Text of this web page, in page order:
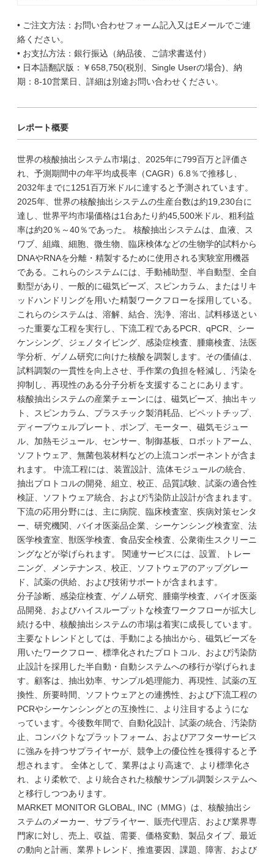
• ご注文方法：お問い合わせフォーム記入又はEメールでご連
絡ください。
• お支払方法：銀行振込（納品後、ご請求書送付）
• 日本語翻訳版：￥658,750(税別、Single Userの場合)、納
期：8-10営業日、詳細は別途お問い合わせください。
レポート概要
世界の核酸抽出システム市場は、2025年に799百万と評価さ
れ、予測期間中の年平均成長率（CAGR）6.8％で推移し、
2032年までに1251百万米ドルに達すると予測されています。
2025年、世界の核酸抽出システムの生産台数は約19,230台に
達し、世界平均市場価格は1台あたり約45,500米ドル、粗利益
率は約20％～40％であった。 核酸抽出システムは、血液、ス
ワブ、組織、細胞、微生物、臨床検体などの生物学的試料から
DNAやRNAを分離・精製するために使用される実験室用機器
である。これらのシステムには、手動補助型、半自動型、全自
動型があり、一般的に磁気ビーズ、スピンカラム、またはリキ
ッドハンドリングを用いた精製ワークフローを採用している。
これらのシステムは、溶解、結合、洗浄、溶出、試料移送とい
った重要な工程を実行し、下流工程であるPCR、qPCR、シー
ケンシング、ジェノタイピング、感染症検査、腫瘍検査、法医
学分析、ゲノム研究に向けた核酸を調製します。その価値は、
試料調製の一貫性を向上させ、手作業の負担を軽減し、汚染を
抑制し、再現性のある分子分析を支援することにあります。
核酸抽出システムの産業チェーンには、磁気ビーズ、抽出キッ
ト、スピンカラム、プラスチック製消耗品、ピペットチップ、
ディープウェルプレート、ポンプ、モーター、磁気モジュー
ル、加熱モジュール、センサー、制御基板、ロボットアーム、
ソフトウェア、無菌包装材料などの上流コンポーネントが含ま
れます。 中流工程には、装置設計、流体モジュールの統合、
抽出プロトコルの開発、組立、校正、品質試験、試薬の適合性
検証、ソフトウェア統合、および汚染防止設計が含まれます。
下流の応用分野には、主に病院、臨床検査室、疾病対策センタ
ー、研究機関、バイオ医薬品企業、シーケンシング検査室、法
医学検査室、獣医学検査、食品安全検査、公衆衛生スクリーニ
ングなどが挙げられます。 関連サービスには、設置、トレー
ニング、メンテナンス、校正、ソフトウェアのアップグレー
ド、試薬の供給、および技術サポートが含まれます。
分子診断、感染症検査、ゲノム研究、腫瘍学検査、バイオ医薬
品開発、およびハイスループットな検査ワークフローが拡大し
続ける中、核酸抽出システムの市場は着実に成長しています。
主要なトレンドとしては、手動による抽出から、磁気ビーズを
用いたワークフロー、標準化されたプロトコル、および汚染防
止設計を採用した半自動・自動システムへの移行が挙げられま
す。顧客は、抽出効率、サンプル処理能力、再現性、試薬の互
換性、所要時間、ソフトウェアとの連携性、および下流工程の
PCRやシーケンシングとの互換性に、より注目するようにな
っています。今後数年間で、自動化設計、試薬の統合、汚染防
止、コンパクトなプラットフォーム、およびアフターサービス
に強みを持つサプライヤーが、競争上の優位性を獲得すると予
想されます。 全体として、業界はより高速で、より標準化さ
れ、より柔軟で、より統合された核酸サンプル調製システムへ
と移行しつつあります。
MARKET MONITOR GLOBAL, INC（MMG）は、核酸抽出シ
ステムのメーカー、サプライヤー、販売代理店、および業界専
門家に対し、売上、収益、需要、価格変動、製品タイプ、最近
の動向と計画、業界トレンド、推進要因、課題、障害、および